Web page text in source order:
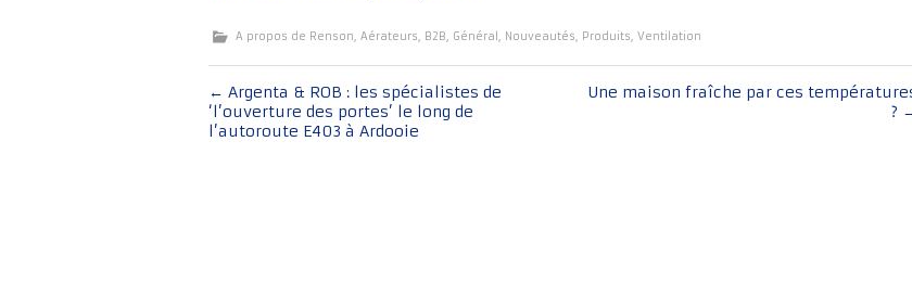
A propos de Renson, Aérateurs, B2B, Général, Nouveautés, Produits, Ventilation
Navigation
de
← Argenta & ROB : les spécialistes de
‘l’ouverture des portes’ le long de
l’autoroute E403 à Ardooie
Une maison fraîche par ces
?